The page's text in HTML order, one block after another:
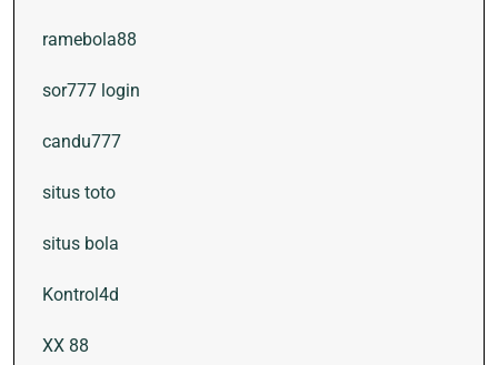
ramebola88
sor777 login
candu777
situs toto
situs bola
Kontrol4d
XX 88